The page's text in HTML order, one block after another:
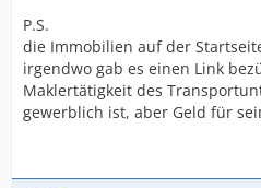
P.S.
die Immobilien auf der
irgendwo gab es einen Link
Maklertätigkeit des
gewerblich ist, aber Geld für